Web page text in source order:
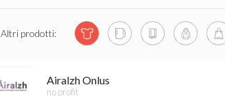
Altri prodotti:
Airalzh Onlus
no profit